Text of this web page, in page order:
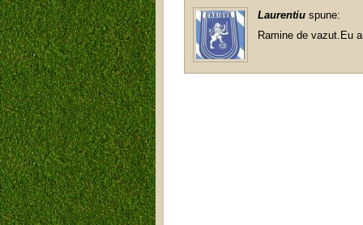
Laurentiu spune:
Ramine de vazut.Eu